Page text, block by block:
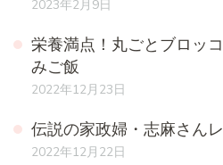
2023年2月9日
栄養満点！丸ごとブロッ
みご飯
2022年12月23日
伝説の家政婦・志麻さん
2022年12月22日